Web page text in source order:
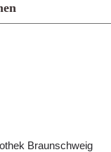
Braunschweig